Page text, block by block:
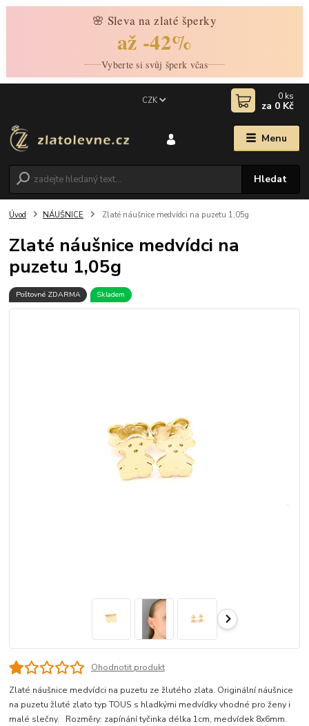
🌸 Sleva na zlaté šperky
až -42%
Vyberte si svůj šperk včas
Menu
CZK
Hledat
0 ks
za 0 Kč
Úvod NÁUŠNICE Zlaté náušnice medvídci na puzetu 1,05g
Zlaté náušnice medvídci na
puzetu 1,05g
Poštovné ZDARMA Skladem
Ohodnotit produkt
Zlaté náušnice medvídci na puzetu ze žlutého zlata. Originální náušnice
na puzetu žluté zlato typ TOUS s hladkými medvídky vhodné pro ženy i
malé slečny. Rozměry: zapínání tyčinka délka 1cm, medvídek 8x6mm.